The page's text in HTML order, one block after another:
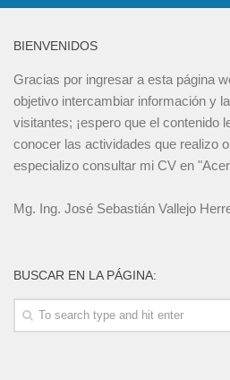
BIENVENIDOS
Gracias por ingresar a esta página
objetivo intercambiar información y
visitantes; ¡espero que el contenido
conocer las actividades que realizo
especializo consultar mi CV en
Mg. Ing. José Sebastián Vallejo
BUSCAR EN LA PÁGINA: